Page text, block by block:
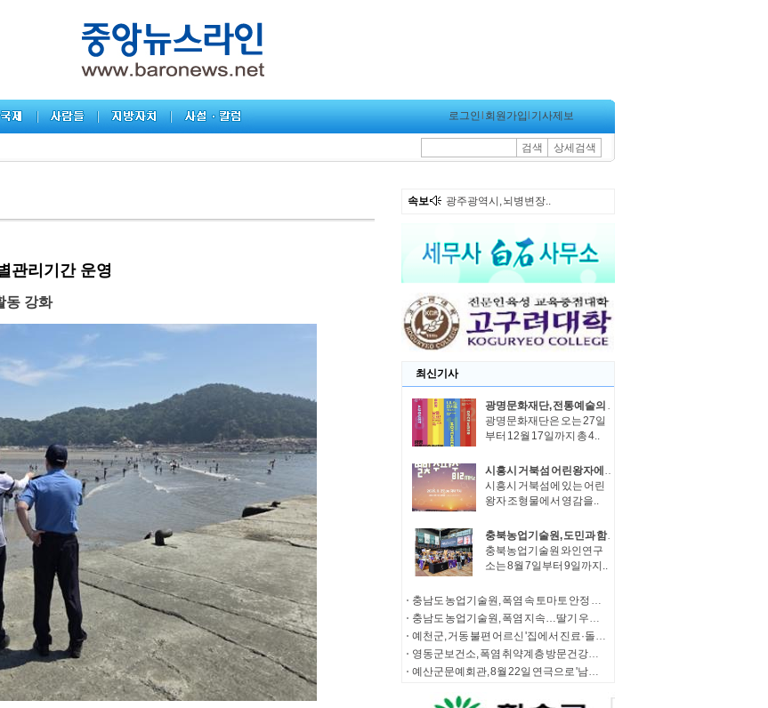
로그인 회원가입 기사제보
검색 상세검색
속보 광주광역시, 뇌병변장..
최신기사
광명문화재단, 전통예술의 새로운 매력 선보인다…'광명 전통예술플랫폼 Vol.1' 개최
광명문화재단은 오는 27일
부터 12월 17일까지 총 4..
시흥시 거북섬 어린왕자에서 시작된 창작음악 공연, '별빛 주파수 812Mhz' 27일 개최
시흥시 거북섬에 있는 어린
왕자 조형물에서 영감을..
충북농업기술원, 도민과 함께하는 『8.8 한국 와인데이 썸머 페스티벌』
충북농업기술원 와인연구
소는 8월 7일부터 9일까지..
충남도 농업기술원, 폭염 속 토마토 안정 생산 현장 지도 강화
충남도 농업기술원, 폭염 지속…딸기 우량묘 생산 ‘최대 고비’
예천군, 거동 불편 어르신 '집에서 진료·돌봄' 받는다
영동군보건소, 폭염 취약계층 방문건강관리 강화
예산군문예회관, 8월 22일 연극으로 '남녀 사이 우정과 사랑을 묻다'